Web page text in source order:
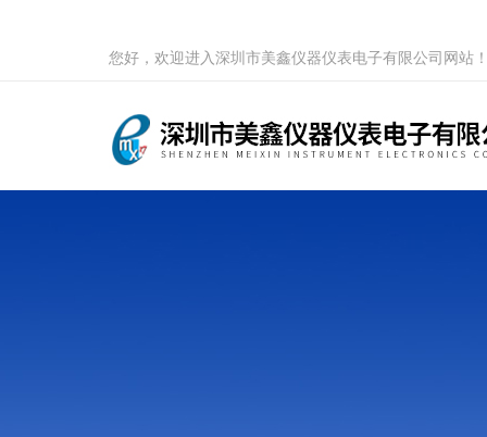
您好，欢迎进入深圳市美鑫仪器仪表电子有限公司网站